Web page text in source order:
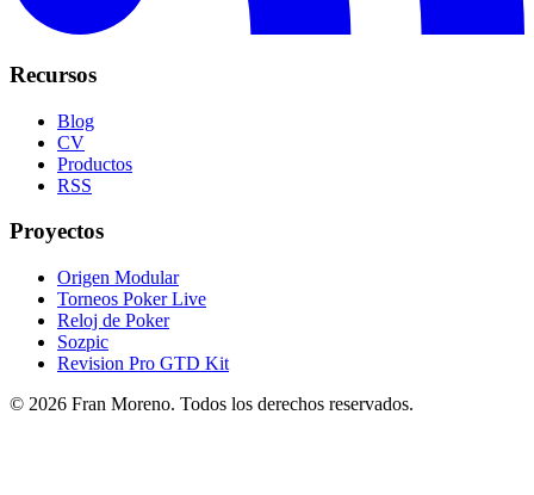
Recursos
Blog
CV
Productos
RSS
Proyectos
Origen Modular
Torneos Poker Live
Reloj de Poker
Sozpic
Revision Pro GTD Kit
© 2026 Fran Moreno. Todos los derechos reservados.